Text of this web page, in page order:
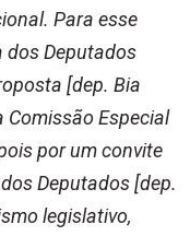
Para esse
dos Deputados
[dep. Bia
Comissão Especial
por um convite
Deputados [dep.
legislativo,